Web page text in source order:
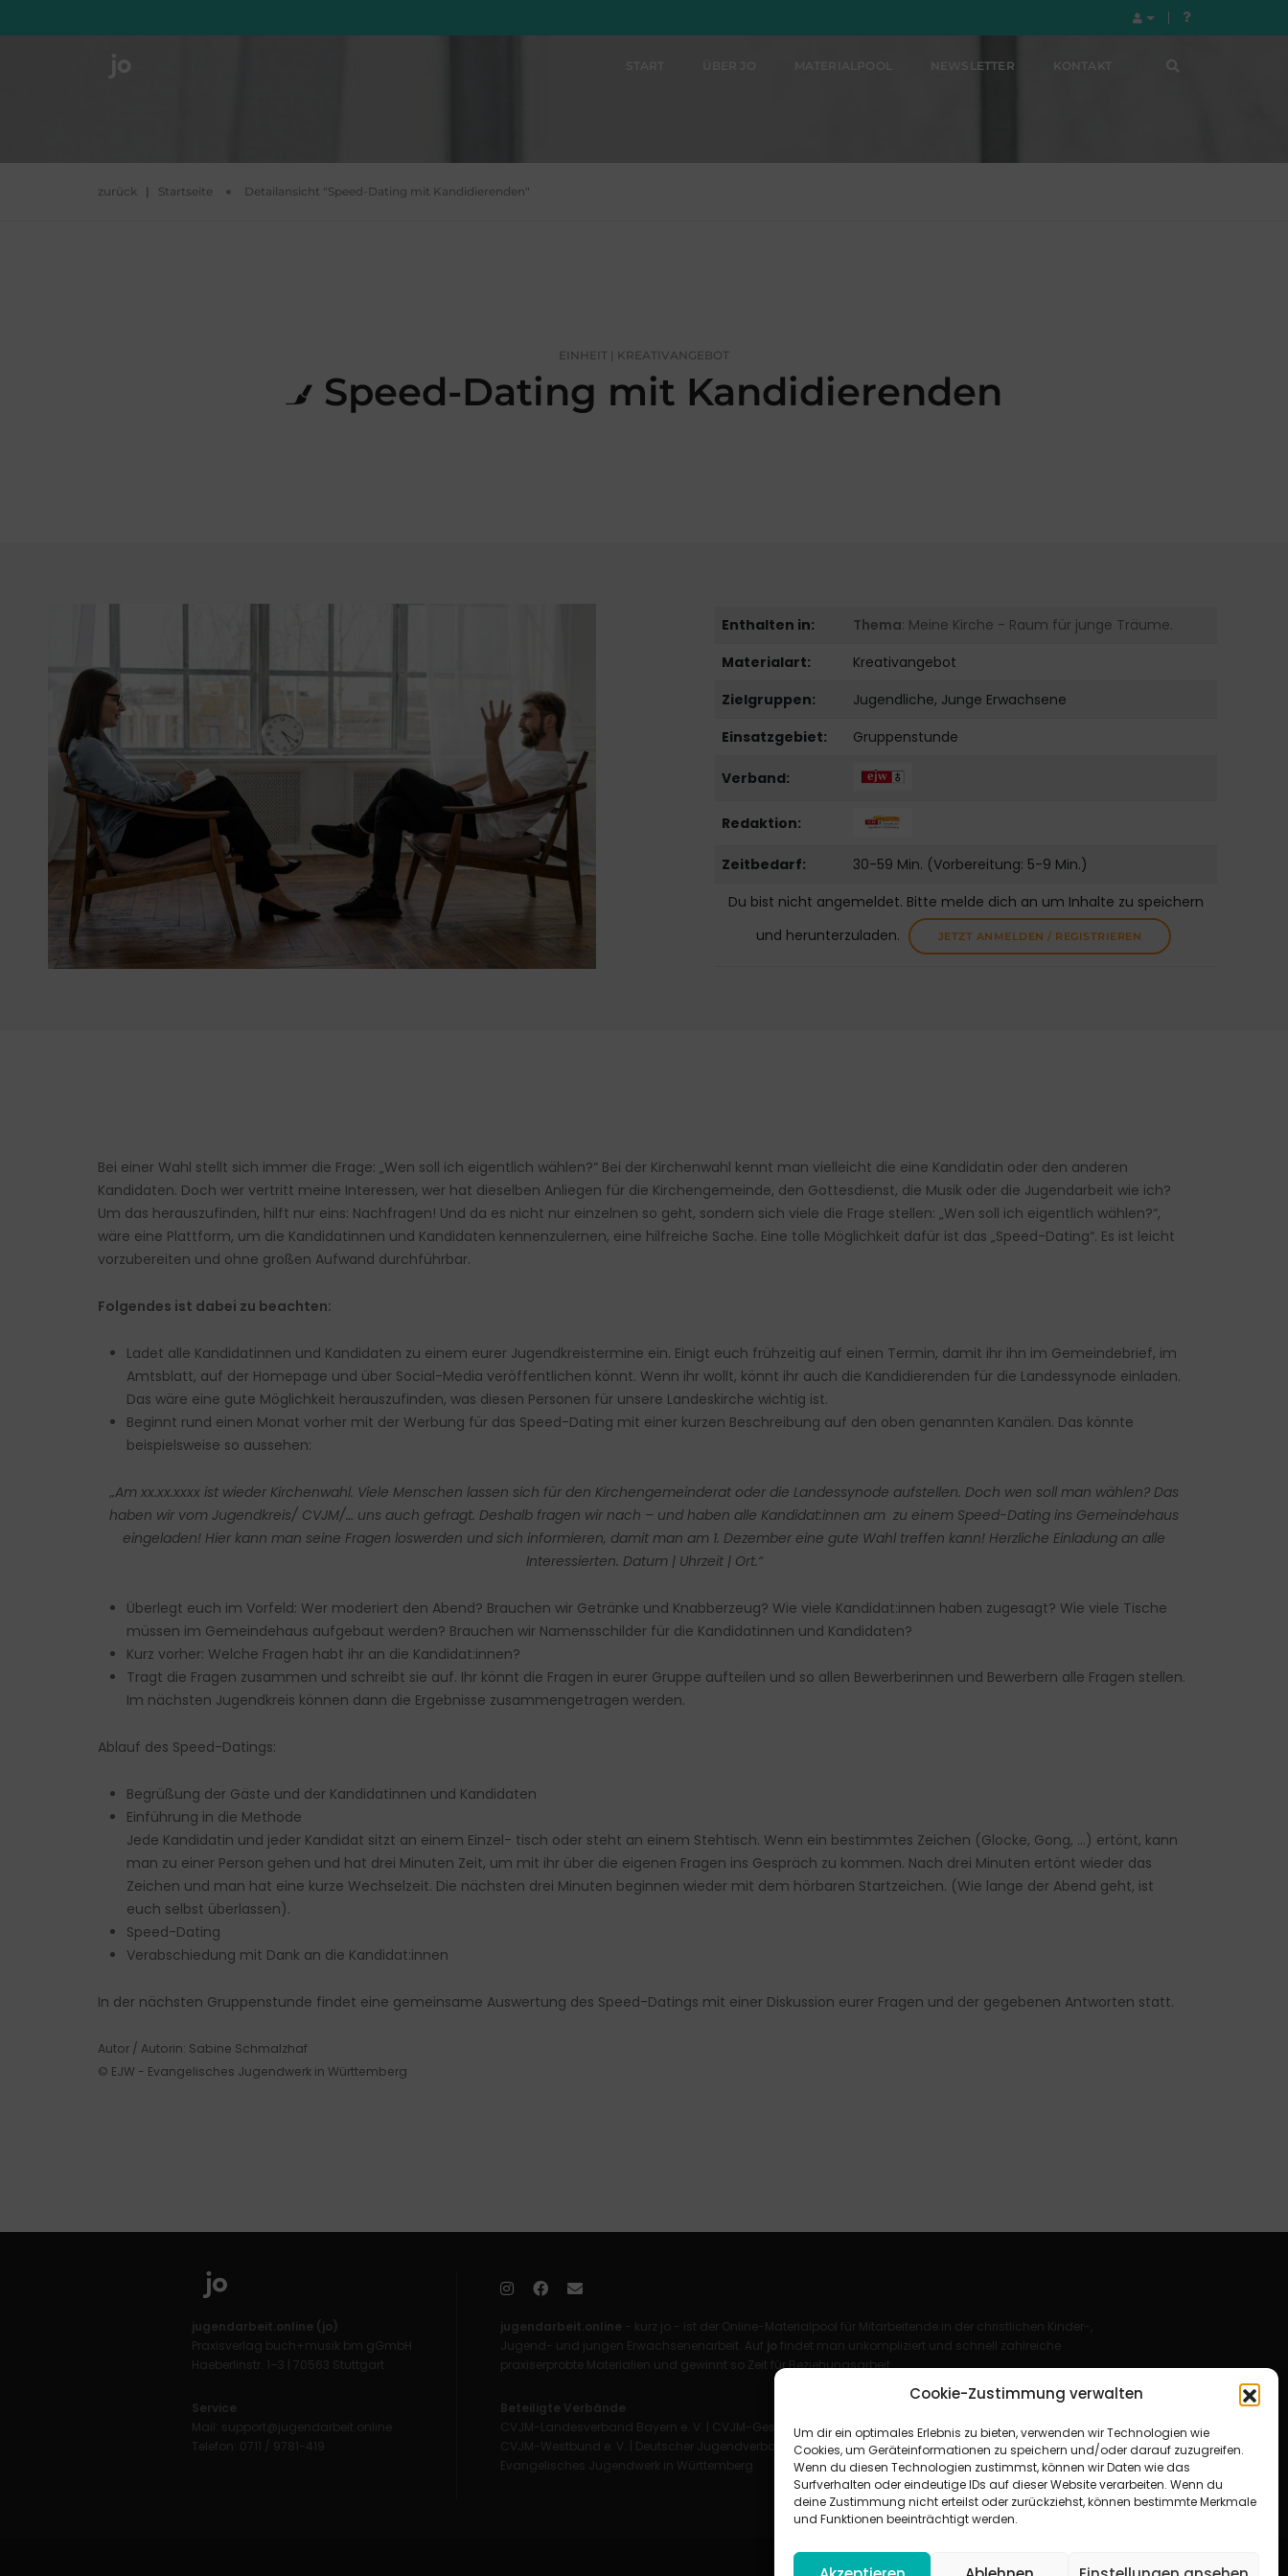
Cookie-Zustimmung verwalten
Um dir ein optimales Erlebnis zu bieten, verwenden wir Technologien wie
Cookies, um Geräteinformationen zu speichern und/oder darauf zuzugreifen.
Wenn du diesen Technologien zustimmst, können wir Daten wie das
Surfverhalten oder eindeutige IDs auf dieser Website verarbeiten. Wenn du
deine Zustimmung nicht erteilst oder zurückziehst, können bestimmte Merkmale
und Funktionen beeinträchtigt werden.
NEWSLETTER KONTAKT
zurück | Startseite Detailansicht "Speed-Dating mit Kandidierenden"
EINHEIT | KREATIVANGEBOT
Speed-Dating mit Kandidierenden
Enthalten in: Thema: Meine Kirche - Raum für junge Träume.
Materialart:
Kreativangebot
Zielgruppen:
Jugendliche, Junge Erwachsene
Einsatzgebiet:
Gruppenstunde
Verband:
Redaktion:
Zeitbedarf:
30-59 Min. (Vorbereitung: 5-9 Min.)
Du bist nicht angemeldet. Bitte melde dich an um Inhalte zu speichern
und herunterzuladen.
JETZT ANMELDEN / REGISTRIEREN
Bei einer Wahl stellt sich immer die Frage: „Wen soll ich eigentlich wählen?“ Bei der Kirchenwahl kennt man vielleicht die eine Kandidatin oder den anderen
Kandidaten. Doch wer vertritt meine Interessen, wer hat dieselben Anliegen für die Kirchengemeinde, den Gottesdienst, die Musik oder die Jugendarbeit wie ich?
Um das herauszufinden, hilft nur eins: Nachfragen! Und da es nicht nur einzelnen so geht, sondern sich viele die Frage stellen: „Wen soll ich eigentlich wählen?“,
wäre eine Plattform, um die Kandidatinnen und Kandidaten kennenzulernen, eine hilfreiche Sache. Eine tolle Möglichkeit dafür ist das „Speed-Dating“. Es ist leicht
vorzubereiten und ohne großen Aufwand durchführbar.
Folgendes ist dabei zu beachten:
Ladet alle Kandidatinnen und Kandidaten zu einem eurer Jugendkreistermine ein. Einigt euch frühzeitig auf einen Termin, damit ihr ihn im Gemeindebrief, im
Amtsblatt, auf der Homepage und über Social-Media veröffentlichen könnt. Wenn ihr wollt, könnt ihr auch die Kandidierenden für die Landessynode einladen.
Das wäre eine gute Möglichkeit herauszufinden, was diesen Personen für unsere Landeskirche wichtig ist.
Beginnt rund einen Monat vorher mit der Werbung für das Speed-Dating mit einer kurzen Beschreibung auf den oben genannten Kanälen. Das könnte
beispielsweise so aussehen:
„Am xx.xx.xxxx ist wieder Kirchenwahl. Viele Menschen lassen sich für den Kirchengemeinderat oder die Landessynode aufstellen. Doch wen soll man wählen? Das
haben wir vom Jugendkreis/ CVJM/… uns auch gefragt. Deshalb fragen wir nach – und haben alle Kandidat:innen am zu einem Speed-Dating ins Gemeindehaus
eingeladen! Hier kann man seine Fragen loswerden und sich informieren, damit man am 1. Dezember eine gute Wahl treffen kann! Herzliche Einladung an alle
Interessierten. Datum | Uhrzeit | Ort.“
Überlegt euch im Vorfeld: Wer moderiert den Abend? Brauchen wir Getränke und Knabberzeug? Wie viele Kandidat:innen haben zugesagt? Wie viele Tische
müssen im Gemeindehaus aufgebaut werden? Brauchen wir Namensschilder für die Kandidatinnen und Kandidaten?
Kurz vorher: Welche Fragen habt ihr an die Kandidat:innen?
Tragt die Fragen zusammen und schreibt sie auf. Ihr könnt die Fragen in eurer Gruppe aufteilen und so allen Bewerberinnen und Bewerbern alle Fragen stellen.
Im nächsten Jugendkreis können dann die Ergebnisse zusammengetragen werden.
Ablauf des Speed-Datings:
Begrüßung der Gäste und der Kandidatinnen und Kandidaten
Einführung in die Methode
Jede Kandidatin und jeder Kandidat sitzt an einem Einzel- tisch oder steht an einem Stehtisch. Wenn ein bestimmtes Zeichen (Glocke, Gong, …) ertönt, kann
man zu einer Person gehen und hat drei Minuten Zeit, um mit ihr über die eigenen Fragen ins Gespräch zu kommen. Nach drei Minuten ertönt wieder das
Zeichen und man hat eine kurze Wechselzeit. Die nächsten drei Minuten beginnen wieder mit dem hörbaren Startzeichen. (Wie lange der Abend geht, ist
euch selbst überlassen).
Speed-Dating
Verabschiedung mit Dank an die Kandidat:innen
In der nächsten Gruppenstunde findet eine gemeinsame Auswertung des Speed-Datings mit einer Diskussion eurer Fragen und der gegebenen Antworten statt.
Autor / Autorin: Sabine Schmalzhaf
© EJW - Evangelisches Jugendwerk in Württemberg
jugendarbeit.online (jo)
Praxisverlag buch+musik bm gGmbH
Haeberlinstr. 1–3 | 70563 Stuttgart
Service
Mail: support@jugendarbeit.online
Telefon: 0711 / 9781-419
jugendarbeit.online - kurz jo - ist der Online-Materialpool für Mitarbeitende in der christlichen Kinder-,
Jugend- und jungen Erwachsenenarbeit. Auf jo findet man unkompliziert und schnell zahlreiche
praxiserprobte Materialien und gewinnt so Zeit für Beziehungsarbeit.
Beteiligte Verbände
CVJM-Landesverband Bayern e. V.
CVJM-Gesamtverband in Deutschland e. V.
CVJM-Westbund e. V.
Deutscher Jugendverband „Entschieden für Christus“ e. V.
Evangelisches Jugendwerk in Württemberg